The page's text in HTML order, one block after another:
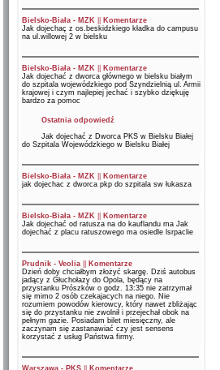
Bielsko-Biała - MZK||
Komentarze
Jak dojechaç z os.beskidzkiego kładka do campusu
na ul.willowej 2 w bielsku
Bielsko-Biała - MZK||
Komentarze
Jak dojechać z dworca głównego w bielsku białym
do szpitala wojewódzkiego pod Szyndzielnią ul. Armii
krajowej i czym najlepiej jechać i szybko dziękuję
bardzo za pomoc
Ostatnia odpowiedź
Jak dojechać z Dworca PKS w Bielsku Białej
do Szpitala Wojewódzkiego w Bielsku Białej
Bielsko-Biała - MZK||
Komentarze
jak dojechac z dworca pkp do szpitala sw łukasza
Bielsko-Biała - MZK||
Komentarze
Jak dojechać od ratusza na do kauflandu ma Jak
dojechać z placu ratuszowego ma osiedle lsrpaclie
Prudnik - Veolia||
Komentarze
Dzień doby chciałbym złożyć skargę. Dziś autobus
jadący z Głuchołazy do Opola, będący na
przystanku Prószków o godz. 13:35 nie zatrzymał
się mimo 2 osób czekajacych na niego. Nie
rozumiem powodów kierowcy, który nawet zbliżając
się do przystanku nie zwolnił i przejechał obok na
pełnym gazie. Posiadam bilet miesięczny, ale
zaczynam się zastanawiać czy jest sensens
korzystać z usług Państwa firmy.
Warszawa - PKS||
Komentarze